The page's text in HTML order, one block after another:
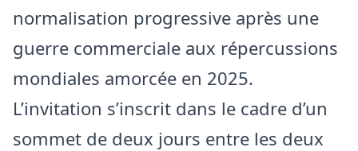
normalisation progressive après une
guerre commerciale aux répercussions
mondiales amorcée en 2025.
L’invitation s’inscrit dans le cadre d’un
sommet de deux jours entre les deux